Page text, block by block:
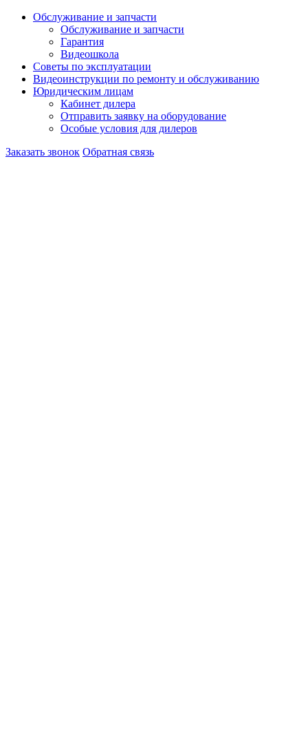
Обслуживание и запчасти
Обслуживание и запчасти
Гарантия
Видеошкола
Советы по эксплуатации
Видеоинструкции по ремонту и обслуживанию
Юридическим лицам
Кабинет дилера
Отправить заявку на оборудование
Особые условия для дилеров
Заказать звонок Обратная связь